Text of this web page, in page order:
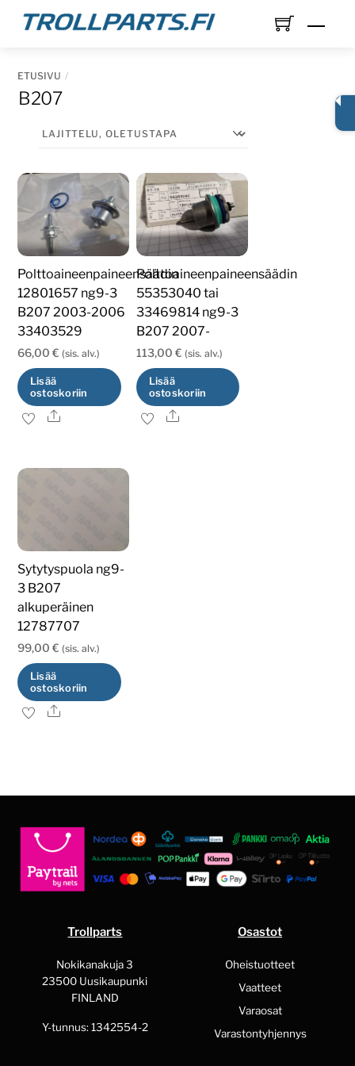
Skip
ETUSIVU
B207
Polttoaineenpaineensäädin
12801657 ng9-3
B207 2003-2006
33403529
66,00€ (sis. alv.)
Lisää
ostoskoriin
Ale
Polttoaineenpaineensäädin
55353040 tai
33469814 ng9-3
B207 2007-
113,00€ (sis. alv.)
Lisää
ostoskoriin
Ale
Sytytyspuola ng9-
3 B207
alkuperäinen
12787707
99,00€ (sis. alv.)
Lisää
ostoskoriin
Ale
Trollparts
Nokikanakuja 3
23500 Uusikaupunki
FINLAND
Y-tunnus: 1342554-2
Osastot
Oheistuotteet
Vaatteet
Varaosat
Varastontyhjennys